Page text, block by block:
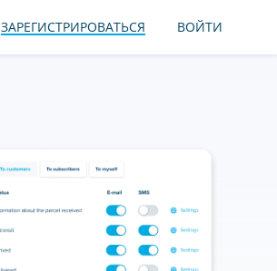
ЗАРЕГИСТРИРОВАТЬСЯ ВОЙТИ